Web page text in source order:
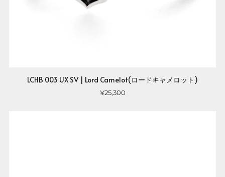
LCHB 003 UX SV | Lord Camelot(ロードキャメロット)
¥25,300